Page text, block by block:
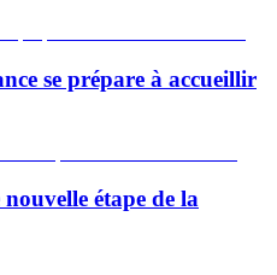
se prépare à accueillir
étape de la